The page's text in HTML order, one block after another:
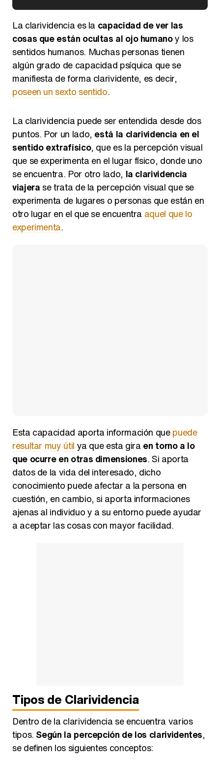
Así se tomó Felipe VI que la Infanta Sofía no quisiera recibir formación militar
Belén Esteban: "Estoy emocionada, muy contenta y muy feliz por llegar a RTVE"
La clarividencia es la capacidad de ver las
cosas que están ocultas al ojo humanoy los
sentidos humanos. Muchas personas tienen
algún grado de capacidad psíquica que se
manifiesta de forma clarividente, es decir,
poseen un sexto sentido.
La clarividencia puede ser entendida desde dos
puntos. Por un lado, está la clarividencia en el
sentido extrafísico, que es la percepción visual
que se experimenta en el lugar físico, donde uno
se encuentra. Por otro lado, la clarividencia
viajera se trata de la percepción visual que se
experimenta de lugares o personas que están en
otro lugar en el que se encuentra aquel que lo
experimenta.
Esta capacidad aporta información quepuede
resultar muy útil ya que esta gira en torno a lo
que ocurre en otras dimensiones. Si aporta
datos de la vida del interesado, dicho
conocimiento puede afectar a la persona en
cuestión, en cambio, si aporta informaciones
ajenas al individuo y a su entorno puede ayudar
a aceptar las cosas con mayor facilidad.
Tipos de Clarividencia
Dentro de la clarividencia se encuentra varios
tipos. Según la percepción de los clarividentes,
se definen los siguientes conceptos: